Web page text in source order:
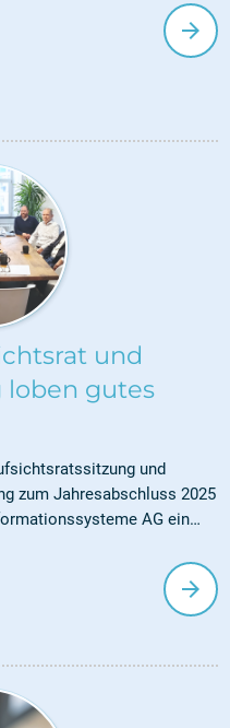
das Publikum in
der berühmten
arrow_forward
und
loben gutes
und
zum Jahresabschluss 2025
AG ein
ich sehr gerne direkt
Björn Steinacker an sein
für euren Einsatz, euer
sein können.“
arrow_forward